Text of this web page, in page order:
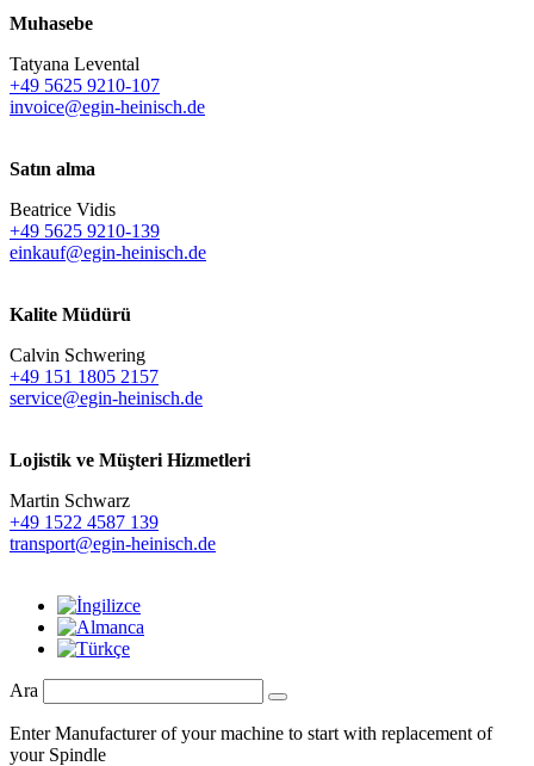
Muhasebe
Tatyana Levental
+49 5625 9210-107
invoice@egin-heinisch.de
Satın alma
Beatrice Vidis
+49 5625 9210-139
einkauf@egin-heinisch.de
Kalite Müdürü
Calvin Schwering
+49 151 1805 2157
service@egin-heinisch.de
Lojistik ve Müşteri Hizmetleri
Martin Schwarz
+49 1522 4587 139
transport@egin-heinisch.de
Ara
Enter Manufacturer of your machine to start with replacement of
your Spindle